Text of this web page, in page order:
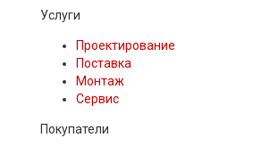
Услуги
Проектирование
Поставка
Монтаж
Сервис
Покупатели